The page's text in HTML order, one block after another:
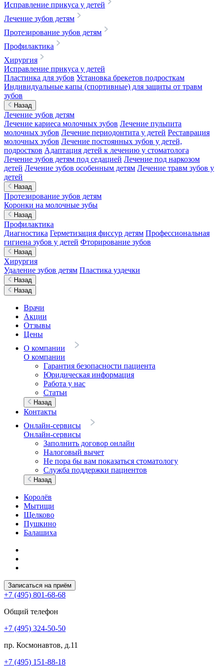
Исправление прикуса у детей
Лечение зубов детям
Протезирование зубов детям
Профилактика
Хирургия
Исправление прикуса у детей
Пластинка для зубов Установка брекетов подросткам
Индивидуальные капы (спортивные) для защиты от травм
зубов
Назад
Лечение зубов детям
Лечение кариеса молочных зубов Лечение пульпита
молочных зубов Лечение периодонтита у детей Реставрация
молочных зубов Лечение постоянных зубов у детей,
подростков Адаптация детей к лечению у стоматолога
Лечение зубов детям под седацией Лечение под наркозом
детей Лечение зубов особенным детям Лечение травм зубов у
детей
Назад
Протезирование зубов детям
Коронки на молочные зубы
Назад
Профилактика
Диагностика Герметизация фиссур детям Профессиональная
гигиена зубов у детей Фторирование зубов
Назад
Хирургия
Удаление зубов детям Пластика уздечки
Назад
Назад
Врачи
Акции
Отзывы
Цены
О компании
О компании
Гарантия безопасности пациента
Юридическая информация
Работа у нас
Статьи
Назад
Контакты
Онлайн-сервисы
Онлайн-сервисы
Заполнить договор онлайн
Налоговый вычет
Не пора бы вам показаться стоматологу
Служба поддержки пациентов
Назад
Королёв
Мытищи
Щелково
Пушкино
Балашиха
Записаться на приём
+7 (495) 801-68-68
Общий телефон
+7 (495) 324-50-50
пр. Космонавтов, д.11
+7 (495) 151-88-18